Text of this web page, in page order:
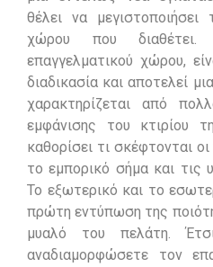
θέλει να
χώρου που διαθέτει.
επαγγελματικού χώρου,
διαδικασία και αποτελεί
χαρακτηρίζεται από
εμφάνισης του κτιρίου
καθορίσει τι σκέφτονται
το εμπορικό σήμα και τις
Το εξωτερικό και το
πρώτη εντύπωση της
μυαλό του πελάτη.
αναδιαμορφώσετε τον